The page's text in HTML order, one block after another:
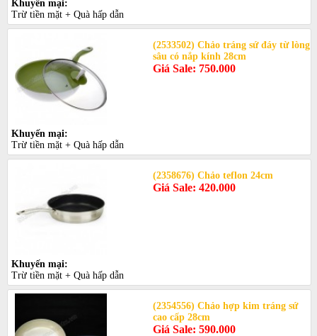
Khuyến mại:
Trừ tiền mặt + Quà hấp dẫn
(2533502) Chảo tráng sứ đáy từ lòng
sâu có nắp kính 28cm
Giá Sale: 750.000
Khuyến mại:
Trừ tiền mặt + Quà hấp dẫn
(2358676) Chảo teflon 24cm
Giá Sale: 420.000
Khuyến mại:
Trừ tiền mặt + Quà hấp dẫn
(2354556) Chảo hợp kim tráng sứ
cao cấp 28cm
Giá Sale: 590.000